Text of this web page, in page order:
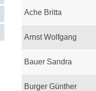
Ache Britta
Arnst Wolfgang
Bauer Sandra
Burger Günther